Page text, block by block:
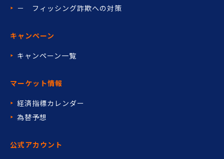
キャンペーン
キャンペーン一覧
マーケット情報
経済指標カレンダー
為替予想
公式アカウント
－ フィッシング詐欺への対策